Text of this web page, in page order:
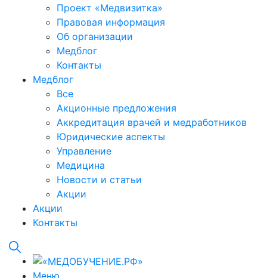
Проект «Медвизитка»
Правовая информация
Об организации
Медблог
Контакты
Медблог
Все
Акционные предложения
Аккредитация врачей и медработников
Юридические аспекты
Управление
Медицина
Новости и статьи
Акции
Акции
Контакты